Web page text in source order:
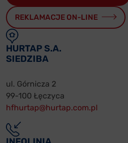
REKLAMACJE ON-LINE
HURTAP S.A.
SIEDZIBA
ul. Górnicza 2
99-100 Łęczyca
hfhurtap@hurtap.com.pl